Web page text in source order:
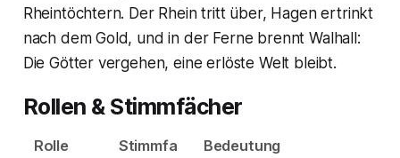
Rheintöchtern. Der Rhein tritt über, Hagen ertrinkt
nach dem Gold, und in der Ferne brennt Walhall:
Die Götter vergehen, eine erlöste Welt bleibt.
Rollen & Stimmfächer
Rolle
Stimmfa
Bedeutung